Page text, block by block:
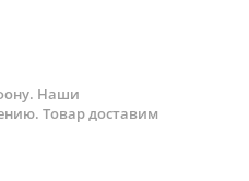
Наши
Товар доставим